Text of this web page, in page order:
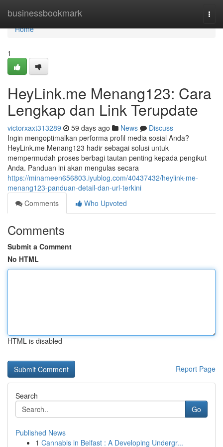
businessbookmark
Home
Home
1
HeyLink.me Menang123: Cara
Lengkap dan Link Terupdate
victorxaxt313289 59 days ago News
Discuss
Ingin mengoptimalkan performa profil media sosial Anda?
HeyLink.me Menang123 hadir sebagai solusi untuk
mempermudah proses berbagi tautan penting kepada pengikut
Anda. Panduan ini akan mengulas secara
https://minameen656803.iyublog.com/40437432/heylink-me-
menang123-panduan-detail-dan-url-terkini
Comments
Who Upvoted
Comments
Submit a Comment
No HTML
HTML is disabled
Report Page
Search
Go
Published News
1 Cannabis in Belfast : A Developing Undergr...